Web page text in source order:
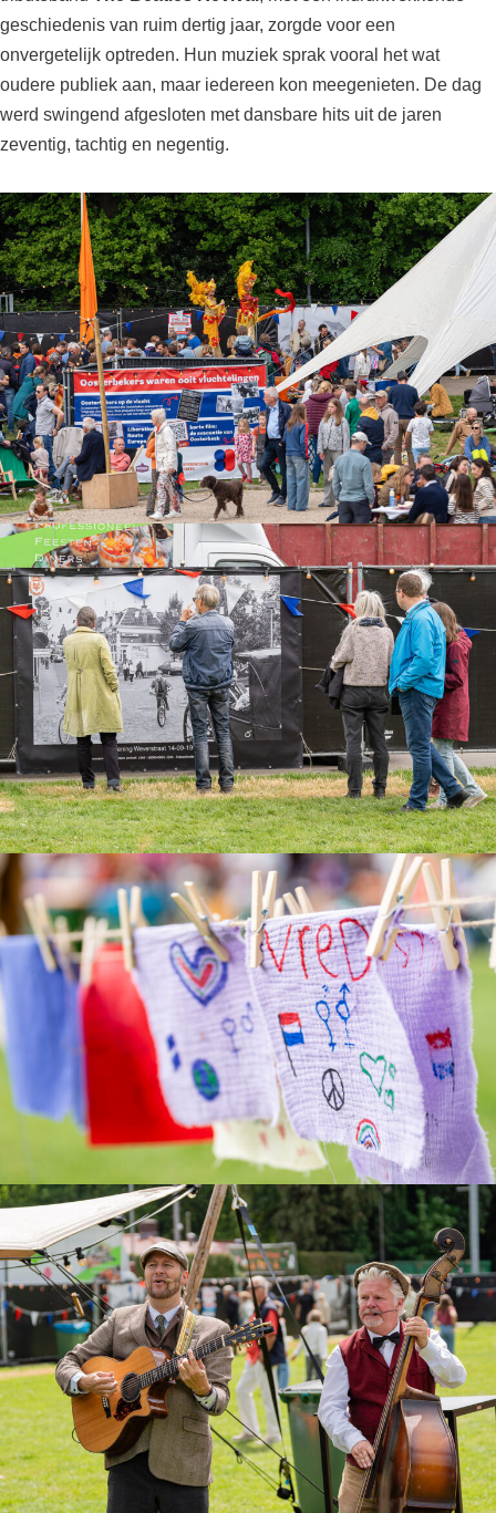
geschiedenis van ruim dertig jaar, zorgde voor een
onvergetelijk optreden. Hun muziek sprak vooral het wat
oudere publiek aan, maar iedereen kon meegenieten. De dag
werd swingend afgesloten met dansbare hits uit de jaren
zeventig, tachtig en negentig.